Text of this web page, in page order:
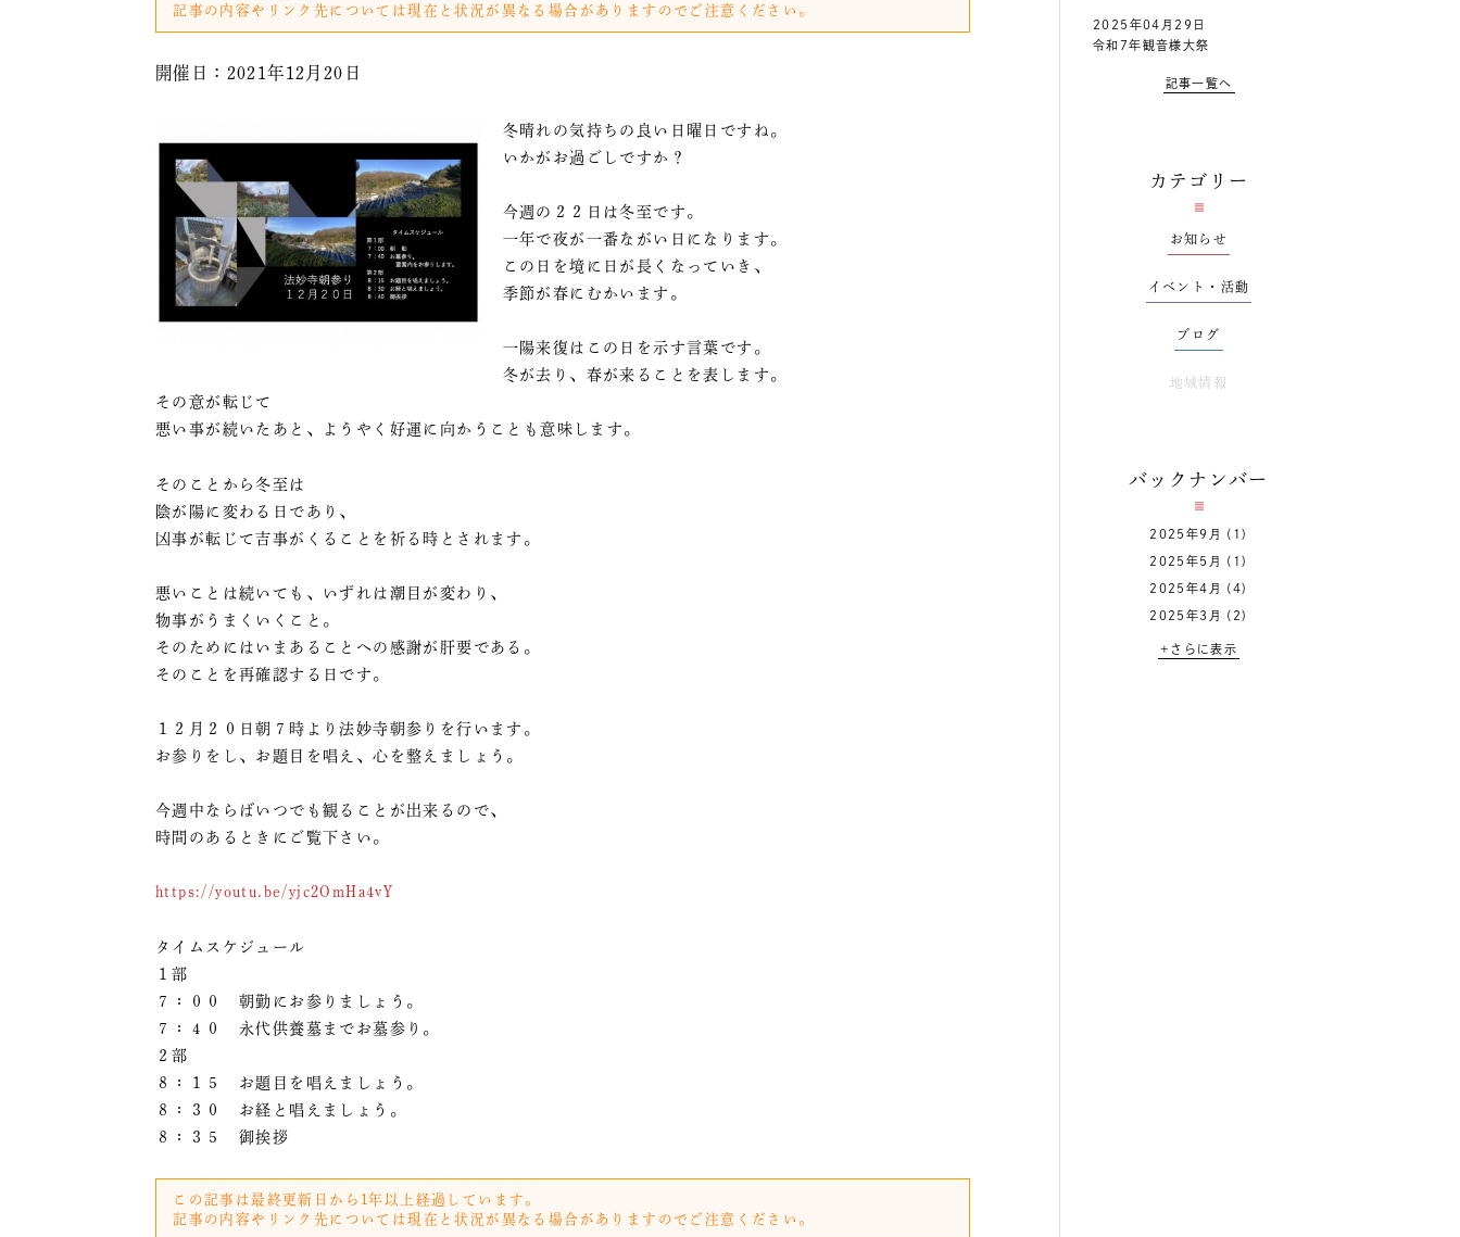
記事の内容やリンク先については現在と状況が異なる場合がありますのでご注意ください。
開催日：2021年12月20日
冬晴れの気持ちの良い日曜日ですね。
いかがお過ごしですか？
今週の２２日は冬至です。
一年で夜が一番ながい日になります。
この日を境に日が長くなっていき、
季節が春にむかいます。
一陽来復はこの日を示す言葉です。
冬が去り、春が来ることを表します。
その意が転じて
悪い事が続いたあと、ようやく好運に向かうことも意味します。
そのことから冬至は
陰が陽に変わる日であり、
凶事が転じて吉事がくることを祈る時とされます。
悪いことは続いても、いずれは潮目が変わり、
物事がうまくいくこと。
そのためにはいまあることへの感謝が肝要である。
そのことを再確認する日です。
１２月２０日朝７時より法妙寺朝参りを行います。
お参りをし、お題目を唱え、心を整えましょう。
今週中ならばいつでも観ることが出来るので、
時間のあるときにご覧下さい。
https://youtu.be/yjc2OmHa4vY
タイムスケジュール
１部
７：００ 朝勤にお参りましょう。
７：４０ 永代供養墓までお墓参り。
２部
８：１５ お題目を唱えましょう。
８：３０ お経と唱えましょう。
８：３５ 御挨拶
この記事は最終更新日から1年以上経過しています。
記事の内容やリンク先については現在と状況が異なる場合がありますのでご注意ください。
2025年04月29日
令和7年観音様大祭
記事一覧へ
カテゴリー
お知らせ
イベント・活動
ブログ
地域情報
バックナンバー
2025年9月 (1)
2025年5月 (1)
2025年4月 (4)
2025年3月 (2)
+さらに表示